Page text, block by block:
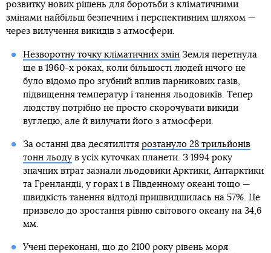
розвитку нових рішень для боротьби з кліматичними
змінами найбільш безпечним і перспективним шляхом —
через вилучення викидів з атмосфери.
Незворотну точку кліматичних змінЗемля перетнула
ще в 1960-х роках, коли більшості людей нічого не
було відомо про згубний вплив парникових газів,
підвищення температур і танення льодовиків. Тепер
людству потрібно не просто скорочувати викиди
вуглецю, але й вилучати його з атмосфери.
За останні два десятиліття розтануло 28 трильйонів
тонн льодув усіх куточках планети. З 1994 року
значних втрат зазнали льодовики Арктики, Антарктики
та Гренландії, у горах і в Південному океані тощо —
швидкість танення відтоді пришвидшилась на 57%. Це
призвело до зростання рівню світового океану на 34,6
мм.
Учені переконані, що до 2100 року рівень моря